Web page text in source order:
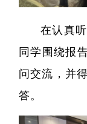
在认真
同学围绕报
问交流，并
答。